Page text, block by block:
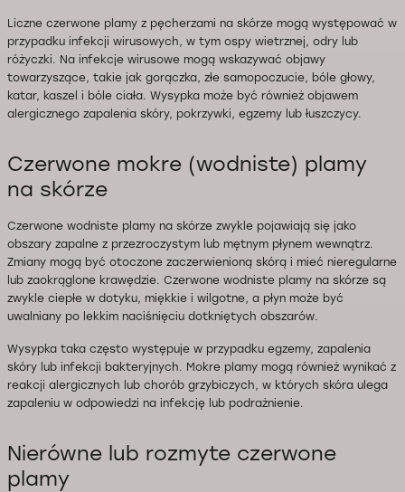
Liczne czerwone plamy z pęcherzami na skórze mogą występować w
przypadku infekcji wirusowych, w tym ospy wietrznej, odry lub
różyczki. Na infekcje wirusowe mogą wskazywać objawy
towarzyszące, takie jak gorączka, złe samopoczucie, bóle głowy,
katar, kaszel i bóle ciała. Wysypka może być również objawem
alergicznego zapalenia skóry, pokrzywki, egzemy lub łuszczycy.
Czerwone mokre (wodniste) plamy
na skórze
Czerwone wodniste plamy na skórze zwykle pojawiają się jako
obszary zapalne z przezroczystym lub mętnym płynem wewnątrz.
Zmiany mogą być otoczone zaczerwienioną skórą i mieć nieregularne
lub zaokrąglone krawędzie. Czerwone wodniste plamy na skórze są
zwykle ciepłe w dotyku, miękkie i wilgotne, a płyn może być
uwalniany po lekkim naciśnięciu dotkniętych obszarów.
Wysypka taka często występuje w przypadku egzemy, zapalenia
skóry lub infekcji bakteryjnych. Mokre plamy mogą również wynikać z
reakcji alergicznych lub chorób grzybiczych, w których skóra ulega
zapaleniu w odpowiedzi na infekcję lub podrażnienie.
Nierówne lub rozmyte czerwone
plamy